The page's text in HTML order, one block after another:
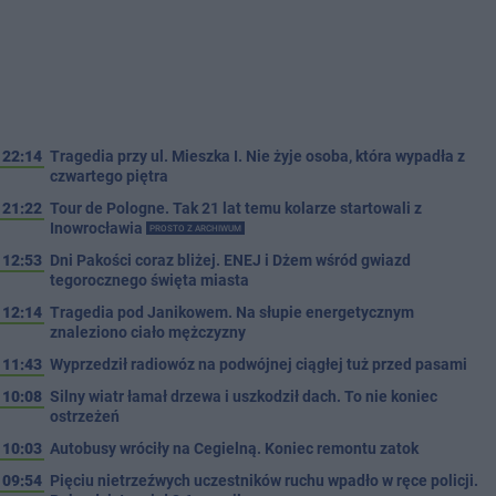
22:14 Tragedia przy ul. Mieszka I. Nie żyje osoba, która wypadła z
czwartego piętra
21:22 Tour de Pologne. Tak 21 lat temu kolarze startowali z
Inowrocławia
PROSTO Z ARCHIWUM
12:53 Dni Pakości coraz bliżej. ENEJ i Dżem wśród gwiazd
tegorocznego święta miasta
12:14 Tragedia pod Janikowem. Na słupie energetycznym
znaleziono ciało mężczyzny
11:43 Wyprzedził radiowóz na podwójnej ciągłej tuż przed pasami
10:08 Silny wiatr łamał drzewa i uszkodził dach. To nie koniec
ostrzeżeń
10:03 Autobusy wróciły na Cegielną. Koniec remontu zatok
09:54 Pięciu nietrzeźwych uczestników ruchu wpadło w ręce policji.